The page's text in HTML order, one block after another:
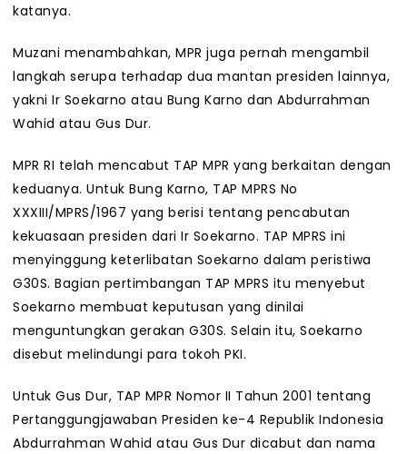
katanya.
Muzani menambahkan, MPR juga pernah mengambil
langkah serupa terhadap dua mantan presiden lainnya,
yakni Ir Soekarno atau Bung Karno dan Abdurrahman
Wahid atau Gus Dur.
MPR RI telah mencabut TAP MPR yang berkaitan dengan
keduanya. Untuk Bung Karno, TAP MPRS No
XXXIII/MPRS/1967 yang berisi tentang pencabutan
kekuasaan presiden dari Ir Soekarno. TAP MPRS ini
menyinggung keterlibatan Soekarno dalam peristiwa
G30S. Bagian pertimbangan TAP MPRS itu menyebut
Soekarno membuat keputusan yang dinilai
menguntungkan gerakan G30S. Selain itu, Soekarno
disebut melindungi para tokoh PKI.
Untuk Gus Dur, TAP MPR Nomor II Tahun 2001 tentang
Pertanggungjawaban Presiden ke-4 Republik Indonesia
Abdurrahman Wahid atau Gus Dur dicabut dan nama